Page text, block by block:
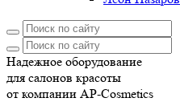
Надежное оборудование
для салонов красоты
от компании AP-Cosmetics